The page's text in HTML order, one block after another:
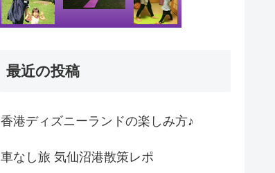
最近の投稿
香港ディズニーランドの楽しみ方♪
車なし旅 気仙沼港散策レポ